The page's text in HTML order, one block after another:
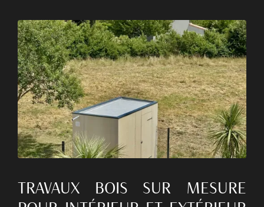
TRAVAUX BOIS SUR MESURE